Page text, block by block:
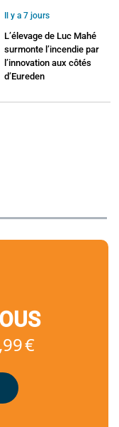
Il y a 7 jours
L’élevage de Luc Mahé
surmonte l’incendie par
l’innovation aux côtés
d’Eureden
€